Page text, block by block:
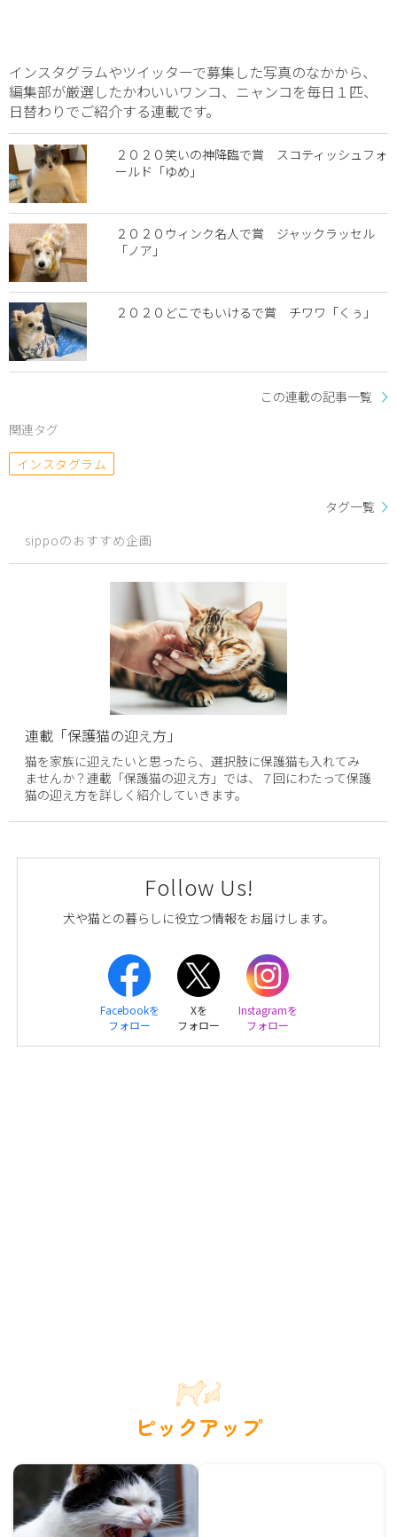
インスタグラムやツイッターで募集した写真のなかから、
編集部が厳選したかわいいワンコ、ニャンコを毎日１匹、
日替わりでご紹介する連載です。
２０２０笑いの神降臨で賞 スコティッシュフォ
ールド「ゆめ」
２０２０ウィンク名人で賞 ジャックラッセル
「ノア」
２０２０どこでもいけるで賞 チワワ「くぅ」
この連載の記事一覧
関連タグ
インスタグラム
タグ一覧
sippoのおすすめ企画
連載「保護猫の迎え方」
猫を家族に迎えたいと思ったら、選択肢に保護猫も入れてみ
ませんか？連載「保護猫の迎え方」では、７回にわたって保護
猫の迎え方を詳しく紹介していきます。
Follow Us!
犬や猫との暮らしに役立つ情報をお届けします。
Facebookを
フォロー
Xを
フォロー
Instagramを
フォロー
ピックアップ